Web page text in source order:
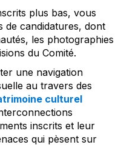
plus bas, vous
de candidatures, dont
les photographies
du Comité.
une navigation
au travers des
culturel
inscrits et leur
qui pèsent sur